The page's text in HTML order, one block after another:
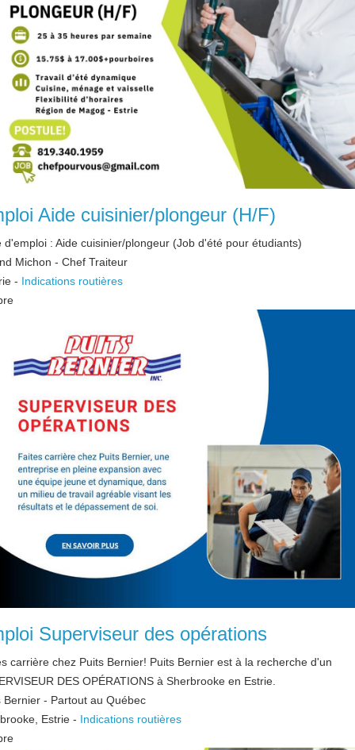
Aide cuisinier/plongeur (H/F)
d'emploi : Aide cuisinier/plongeur (Job d'été pour étudiants)
Michon - Chef Traiteur
- Indications routières
Superviseur des opérations
carrière chez Puits Bernier! Puits Bernier est à la recherche d'un
DES OPÉRATIONS à Sherbrooke en Estrie.
Bernier - Partout au Québec
Estrie - Indications routières